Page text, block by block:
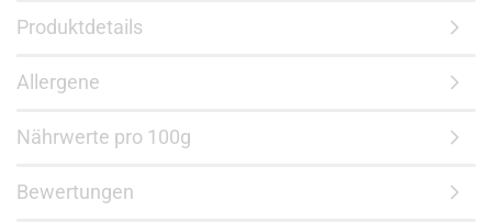
Produktdetails
Allergene
Nährwerte pro 100g
Bewertungen